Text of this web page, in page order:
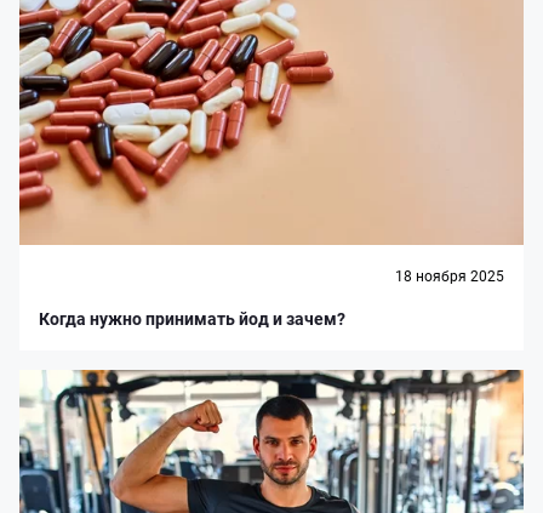
18 ноября 2025
Когда нужно принимать йод и зачем?